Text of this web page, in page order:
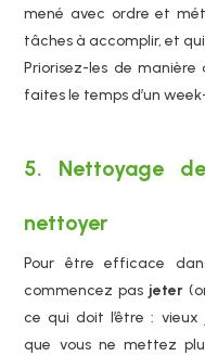
mené avec ordre et
tâches à accomplir, et
Priorisez-les de manière
faites le temps d’un
5. Nettoyage
nettoyer
Pour être efficace
commencez pas jeter
ce qui doit l’être :
que vous ne mettez